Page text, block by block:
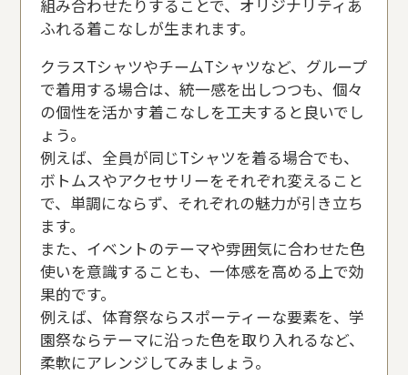
組み合わせたりすることで、オリジナリティあ
ふれる着こなしが生まれます。
クラスTシャツやチームTシャツなど、グループ
で着用する場合は、統一感を出しつつも、個々
の個性を活かす着こなしを工夫すると良いでし
ょう。
例えば、全員が同じTシャツを着る場合でも、
ボトムスやアクセサリーをそれぞれ変えること
で、単調にならず、それぞれの魅力が引き立ち
ます。
また、イベントのテーマや雰囲気に合わせた色
使いを意識することも、一体感を高める上で効
果的です。
例えば、体育祭ならスポーティーな要素を、学
園祭ならテーマに沿った色を取り入れるなど、
柔軟にアレンジしてみましょう。